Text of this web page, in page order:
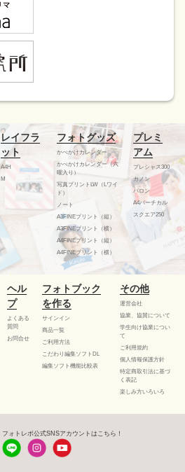
レイフラ
ット
A4H
M
フォトグッズ
かべかけカレンダー
かべかけカレンダー（六
曜入り）
写真プリントLW（Lワイ
ド）
ノート
A3FINEプリント（縦）
A3FINEプリント（横）
A4FINEプリント（縦）
A4FINEプリント（横）
プレミ
アム
プレシャス300
カノン
バロン
A4バーチカル
スクエア250
ヘル
プ
よくある
質問
お問合せ
フォトブック
を作る
サインイン
商品一覧
ご利用方法
こだわり編集ソフトDL
編集ソフト機能比較表
その他
運営会社
協業、協賛について
学生向け協業につい
て
ご利用規約
個人情報保護方針
特定商取引法に基づ
く表記
楽しみ方いろいろ
フォトレボ公式SNSアカウントはこちら！